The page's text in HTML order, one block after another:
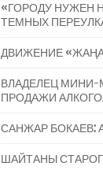
«ГОРОДУ НУЖЕН
ТЕМНЫХ
ДВИЖЕНИЕ
ВЛАДЕЛЕЦ МИНИ-
ПРОДАЖИ
САНЖАР БОКАЕВ:
ШАЙТАНЫ